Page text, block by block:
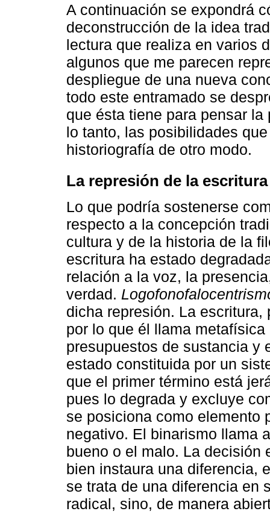
A continuación se expondrá
deconstrucción de la idea
lectura que realiza en varios
algunos que me parecen
despliegue de una nueva
todo este entramado se
que ésta tiene para pensar
lo tanto, las posibilidades
historiografía de otro modo.
La represión de la escritura
Lo que podría sostenerse
respecto a la concepción
cultura y de la historia de la
escritura ha estado
relación a la voz, la
verdad.
dicha represión. La
por lo que él llama
presupuestos de sustancia y
estado constituida por un
que el primer término está
pues lo degrada y excluye
se posiciona como elemento
negativo. El binarismo llama
bueno o el malo. La decisión
bien instaura una diferencia,
se trata de una diferencia en
radical, sino, de manera